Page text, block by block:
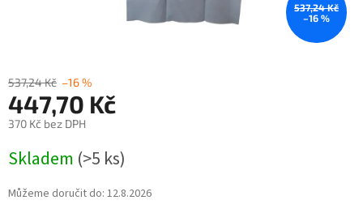
537,24 Kč
–16 %
537,24 Kč –16 %
447,70 Kč
370 Kč bez DPH
cena:
Skladem (>5 ks)
Můžeme doručit do: 12.8.2026